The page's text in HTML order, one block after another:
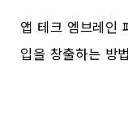
앱 테크 엠브레인
입을 창출하는 방